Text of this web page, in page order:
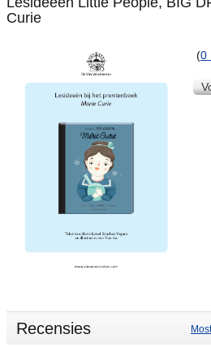
Curie
(0
Recensies